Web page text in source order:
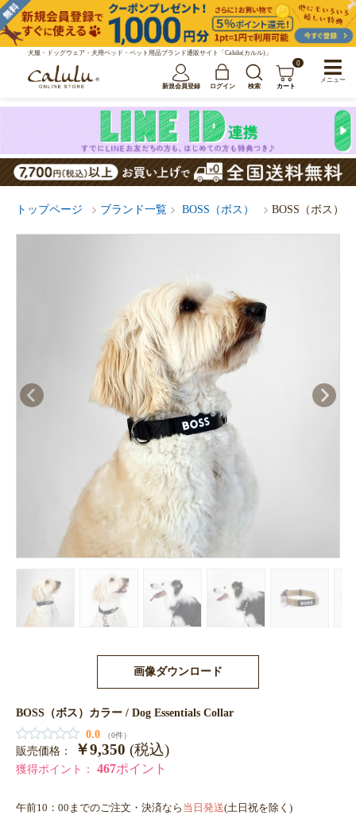
犬服・ドッグウェア・犬用ベッド・ペット用品ブランド通販サイト「Calulu(カルル)」
新規会員登録 ログイン 検索
0
カート
トップページ ブランド一覧 BOSS（ボス） BOSS（ボス）
画像ダウンロード
BOSS（ボス）カラー / Dog Essentials Collar
0.0
（0件）
販売価格： ￥9,350 (税込)
獲得ポイント： 467ポイント
午前10：00までのご注文・決済なら 当日発送(土日祝を除く)
メニュー